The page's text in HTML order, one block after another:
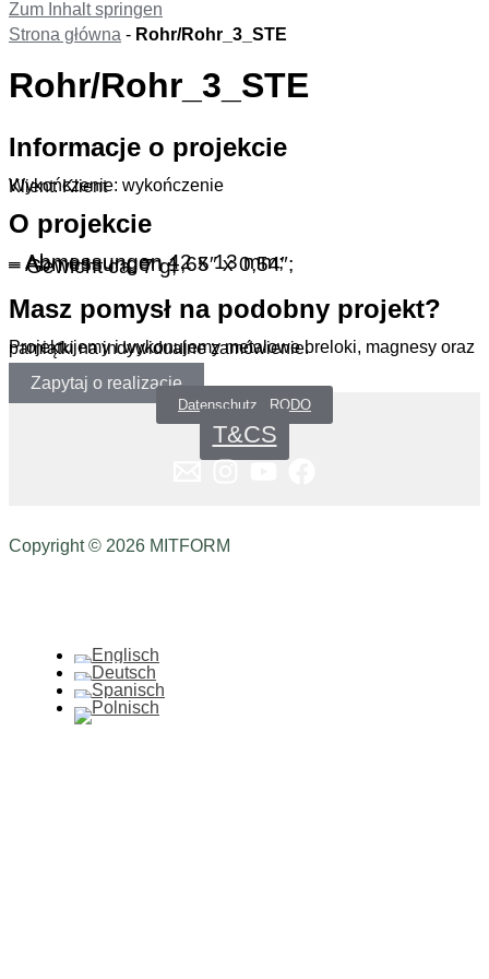
Zum Inhalt springen
Strona główna - Rohr/Rohr_3_STE
Rohr/Rohr_3_STE
Informacje o projekcie
Wykończenie: wykończenie
Klient: Klient
O projekcie
– Abmessungen 42 x 13 mm;
– Abmessungen 1,65″ x 0,54″;
– Gewicht ca. 7 g;
Masz pomysł na podobny projekt?
Projektujemy i wykonujemy metalowe breloki, magnesy oraz pamiątki na indywidualne zamówienie.
Zapytaj o realizację
Datenschutz _RODO
T&CS
Copyright © 2026 MITFORM